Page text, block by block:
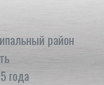
район
года